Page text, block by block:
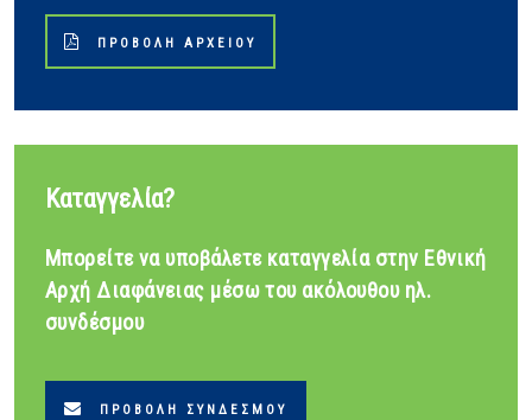
ΠΡΟΒΟΛΉ ΑΡΧΕΊΟΥ
Καταγγελία?
Μπορείτε να υποβάλετε καταγγελία στην Εθνική
Αρχή Διαφάνειας μέσω του ακόλουθου ηλ.
συνδέσμου
ΠΡΟΒΟΛΉ ΣΥΝΔΈΣΜΟΥ